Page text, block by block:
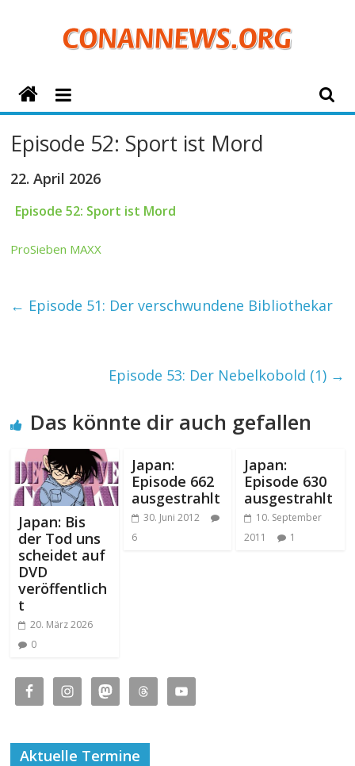
ConanNews.org
Conan
Episode 52: Sport ist Mord
22. April 2026
Episode 52: Sport ist Mord
ProSieben MAXX
← Episode 51: Der verschwundene Bibliothekar
Episode 53: Der Nebelkobold (1) →
Das könnte dir auch gefallen
Japan: Bis
der Tod uns
scheidet auf
DVD
veröffentlich
t
20. März 2026
0
Japan:
Episode 662
ausgestrahlt
30. Juni 2012
6
Japan:
Episode 630
ausgestrahlt
10. September
2011
1
Aktuelle Termine